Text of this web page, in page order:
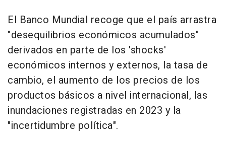
El Banco Mundial recoge que el país arrastra
"desequilibrios económicos acumulados"
derivados en parte de los 'shocks'
económicos internos y externos, la tasa de
cambio, el aumento de los precios de los
productos básicos a nivel internacional, las
inundaciones registradas en 2023 y la
"incertidumbre política".